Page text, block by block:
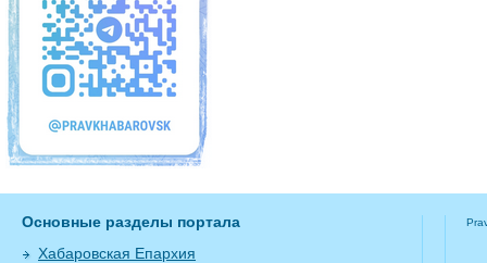
Основные разделы портала
Хабаровская Епархия